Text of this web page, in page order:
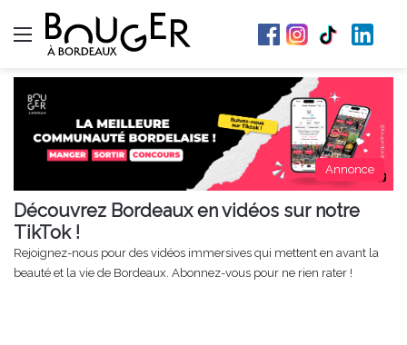
Menu
Annonce
Découvrez Bordeaux en vidéos sur notre
TikTok !
Rejoignez-nous pour des vidéos immersives qui mettent en avant la
beauté et la vie de Bordeaux. Abonnez-vous pour ne rien rater !